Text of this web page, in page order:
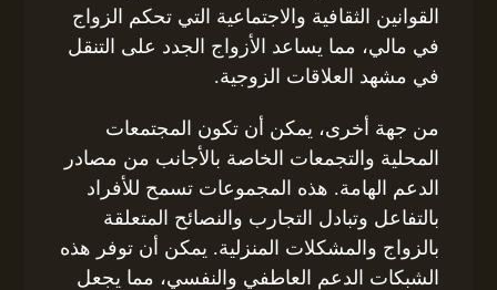
القوانين الثقافية والاجتماعية التي تحكم الزواج
في مالي، مما يساعد الأزواج الجدد على التنقل
في مشهد العلاقات الزوجية.
من جهة أخرى، يمكن أن تكون المجتمعات
المحلية والتجمعات الخاصة بالأجانب من مصادر
الدعم الهامة. هذه المجموعات تسمح للأفراد
بالتفاعل وتبادل التجارب والنصائح المتعلقة
بالزواج والمشكلات المنزلية. يمكن أن توفر هذه
الشبكات الدعم العاطفي والنفسي، مما يجعل